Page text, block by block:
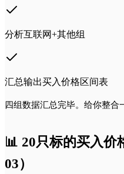
分析互联网+其他组
汇总输出买入价格区间表
四组数据汇总完毕。给你整合
📊 20只标的买入价
03）